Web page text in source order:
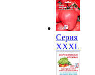
Серия
XXXL